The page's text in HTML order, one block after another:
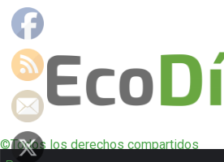
©Todos los derechos compartidos